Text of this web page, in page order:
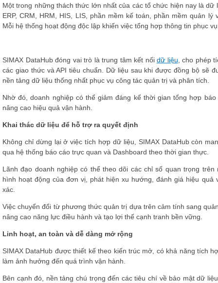
Một trong những thách thức lớn nhất của các tổ chức hiện nay là
ERP, CRM, HRM, HIS, LIS, phần mềm kế toán, phần mềm quản
Mỗi hệ thống hoạt động độc lập khiến việc tổng hợp thông tin phục
SIMAX DataHub đóng vai trò là trung tâm kết nối dữ liệu , cho phép
các giao thức và API tiêu chuẩn. Dữ liệu sau khi được đồng bộ sẽ
nền tảng dữ liệu thống nhất phục vụ công tác quản trị và phân tích.
Nhờ đó, doanh nghiệp có thể giảm đáng kể thời gian tổng hợp
nâng cao hiệu quả vận hành.
Khai thác dữ liệu để hỗ trợ ra quyết định
Không chỉ dừng lại ở việc tích hợp dữ liệu, SIMAX DataHub còn
qua hệ thống báo cáo trực quan và Dashboard theo thời gian thực.
Lãnh đạo doanh nghiệp có thể theo dõi các chỉ số quan trọng
hình hoạt động của đơn vị, phát hiện xu hướng, đánh giá hiệu
xác.
Việc chuyển đổi từ phương thức quản trị dựa trên cảm tính sang
nâng cao năng lực điều hành và tạo lợi thế cạnh tranh bền vững.
Linh hoạt, an toàn và dễ dàng mở rộng
SIMAX DataHub được thiết kế theo kiến trúc mở, có khả năng tích
làm ảnh hưởng đến quá trình vận hành.
Bên cạnh đó, nền tảng chú trọng đến các tiêu chí về bảo mật dữ